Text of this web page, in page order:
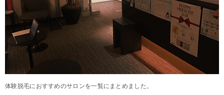
体験脱毛におすすめのサロンを一覧にまとめました。